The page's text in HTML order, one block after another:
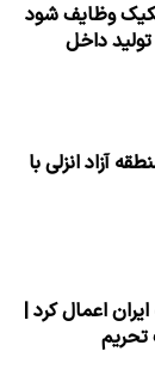
وظایف شود
تولید داخل
آزاد انزلی با
اعمال کرد |